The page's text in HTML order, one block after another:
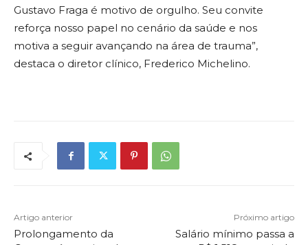
Gustavo Fraga é motivo de orgulho. Seu convite
reforça nosso papel no cenário da saúde e nos
motiva a seguir avançando na área de trauma”,
destaca o diretor clínico, Frederico Michelino.
Artigo anterior
Prolongamento da
Próximo artigo
Salário mínimo passa a